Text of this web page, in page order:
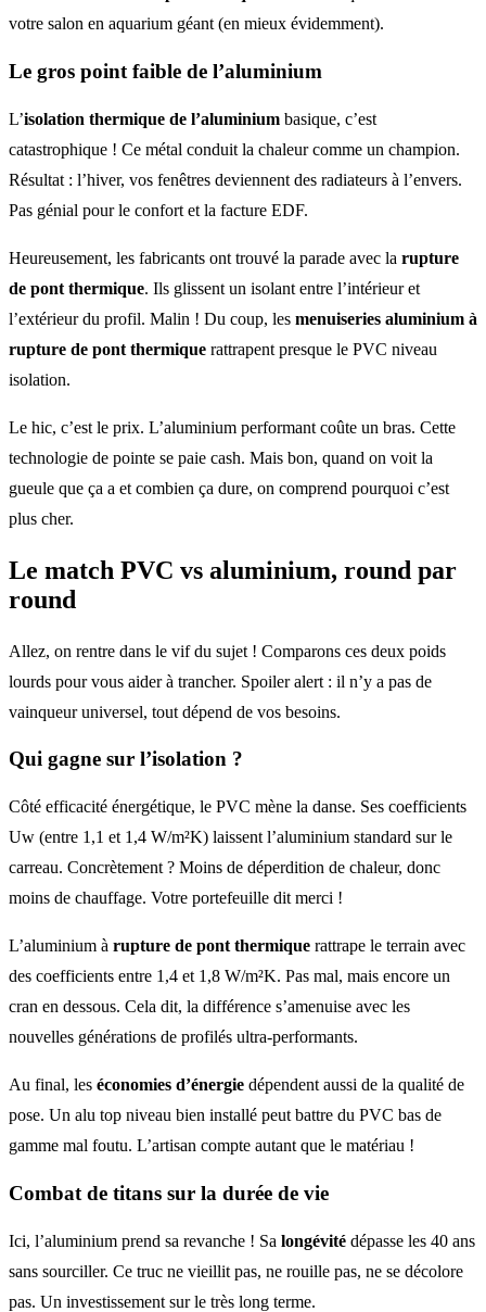
votre salon en aquarium géant (en mieux évidemment).
Le gros point faible de l’aluminium
L’isolation thermique de l’aluminium basique, c’est
catastrophique ! Ce métal conduit la chaleur comme un champion.
Résultat : l’hiver, vos fenêtres deviennent des radiateurs à l’envers.
Pas génial pour le confort et la facture EDF.
Heureusement, les fabricants ont trouvé la parade avec la rupture
de pont thermique. Ils glissent un isolant entre l’intérieur et
l’extérieur du profil. Malin ! Du coup, les menuiseries aluminium à
rupture de pont thermique rattrapent presque le PVC niveau
isolation.
Le hic, c’est le prix. L’aluminium performant coûte un bras. Cette
technologie de pointe se paie cash. Mais bon, quand on voit la
gueule que ça a et combien ça dure, on comprend pourquoi c’est
plus cher.
Le match PVC vs aluminium, round par
round
Allez, on rentre dans le vif du sujet ! Comparons ces deux poids
lourds pour vous aider à trancher. Spoiler alert : il n’y a pas de
vainqueur universel, tout dépend de vos besoins.
Qui gagne sur l’isolation ?
Côté efficacité énergétique, le PVC mène la danse. Ses coefficients
Uw (entre 1,1 et 1,4 W/m²K) laissent l’aluminium standard sur le
carreau. Concrètement ? Moins de déperdition de chaleur, donc
moins de chauffage. Votre portefeuille dit merci !
L’aluminium à rupture de pont thermique rattrape le terrain avec
des coefficients entre 1,4 et 1,8 W/m²K. Pas mal, mais encore un
cran en dessous. Cela dit, la différence s’amenuise avec les
nouvelles générations de profilés ultra-performants.
Au final, les économies d’énergie dépendent aussi de la qualité de
pose. Un alu top niveau bien installé peut battre du PVC bas de
gamme mal foutu. L’artisan compte autant que le matériau !
Combat de titans sur la durée de vie
Ici, l’aluminium prend sa revanche ! Sa longévité dépasse les 40 ans
sans sourciller. Ce truc ne vieillit pas, ne rouille pas, ne se décolore
pas. Un investissement sur le très long terme.